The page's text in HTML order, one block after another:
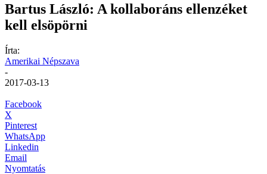
Bartus László: A kollaboráns ellenzéket
kell elsöpörni
Írta:
Amerikai Népszava
-
2017-03-13
Facebook
X
Pinterest
WhatsApp
Linkedin
Email
Nyomtatás